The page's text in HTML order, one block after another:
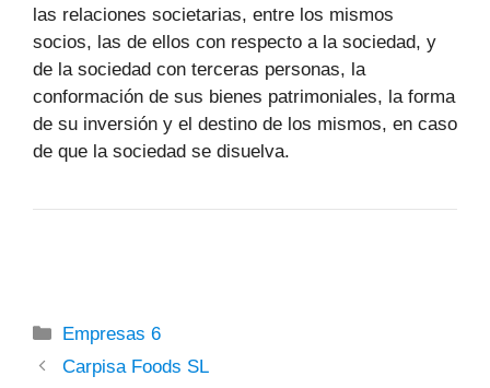
las relaciones societarias, entre los mismos
socios, las de ellos con respecto a la sociedad, y
de la sociedad con terceras personas, la
conformación de sus bienes patrimoniales, la forma
de su inversión y el destino de los mismos, en caso
de que la sociedad se disuelva.
Categorías
Empresas 6
Carpisa Foods SL